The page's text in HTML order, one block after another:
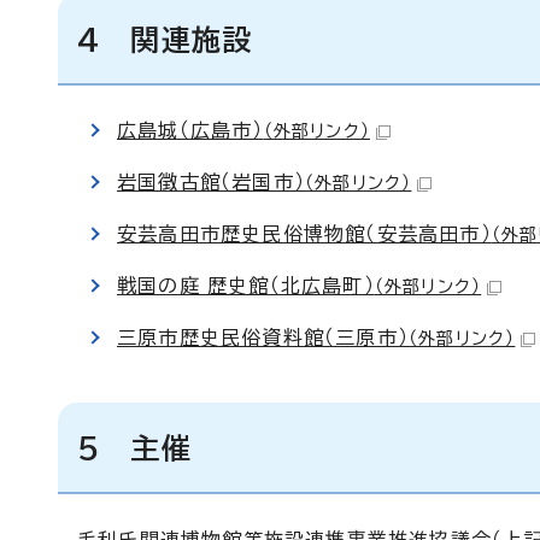
4 関連施設
広島城（広島市） （外部リンク）
岩国徴古館（岩国市） （外部リンク）
安芸高田市歴史民俗博物館（安芸高田市） （外
戦国の庭 歴史館（北広島町） （外部リンク）
三原市歴史民俗資料館（三原市） （外部リンク）
5 主催